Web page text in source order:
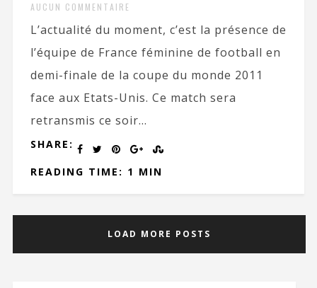
AUCUN COMMENTAIRE
L’actualité du moment, c’est la présence de
l’équipe de France féminine de football en
demi-finale de la coupe du monde 2011
face aux Etats-Unis. Ce match sera
retransmis ce soir...
SHARE:
READING TIME: 1 MIN
LOAD MORE POSTS